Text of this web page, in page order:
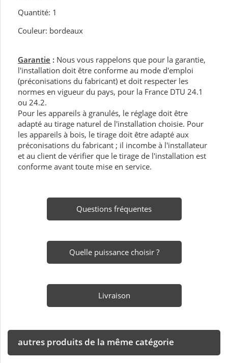
Quantité: 1
Couleur: bordeaux
Garantie : Nous vous rappelons que pour la garantie,
l'installation doit être conforme au mode d'emploi
(préconisations du fabricant) et doit respecter les
normes en vigueur du pays, pour la France DTU 24.1
ou 24.2.
Pour les appareils à granulés, le réglage doit être
adapté au tirage naturel de l'installation choisie. Pour
les appareils à bois, le tirage doit être adapté aux
préconisations du fabricant ; il incombe à l'installateur
et au client de vérifier que le tirage de l'installation est
conforme avant toute mise en service.
Questions fréquentes
Quelle puissance choisir ?
Livraison
autres produits de la même catégorie